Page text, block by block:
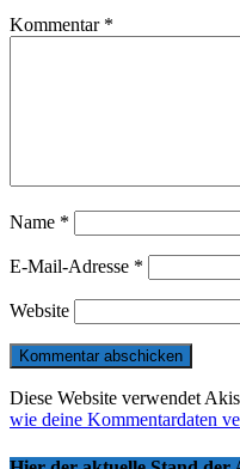
Kommentar *
Name *
E-Mail-Adresse *
Website
Diese Website verwendet
wie deine Kommentardaten